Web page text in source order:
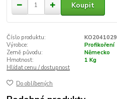
Koupit
Číslo produktu:
KO2041029
Výrobce:
Profikoření
Země původu:
Německo
Hmotnost:
1 Kg
Hlídat cenu / dostupnost
Do oblíbených